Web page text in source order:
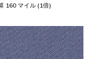
160 マイル (1倍)